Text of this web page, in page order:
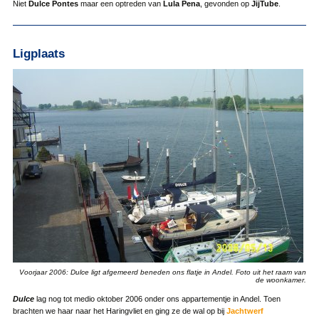
Niet Dulce Pontesmaar een optreden van Lula Pena, gevonden op JijTube.
Ligplaats
Voorjaar 2006: Dulce ligt afgemeerd beneden ons flatje in Andel. Foto uit het raam van
de woonkamer.
Dulcelag nog tot medio oktober 2006 onder ons appartementje in Andel. Toen
brachten we haar naar het Haringvliet en ging ze de wal op bij Jachtwerf